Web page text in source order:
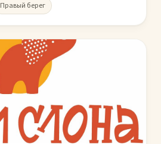
Правый берег